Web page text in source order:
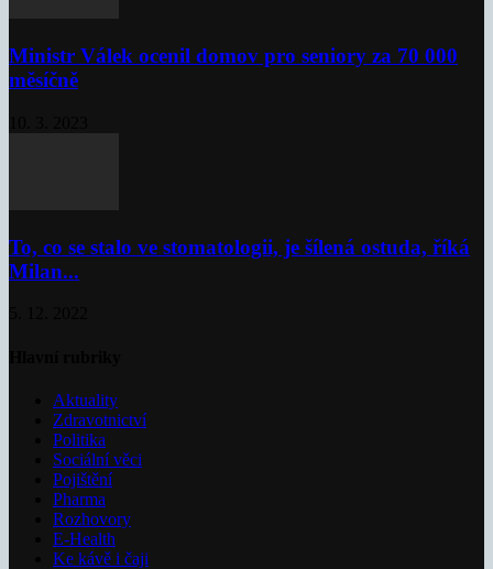
Ministr Válek ocenil domov pro seniory za 70 000
měsíčně
To, co se stalo ve stomatologii, je šílená ostuda, říká
Milan...
Aktuality
Zdravotnictví
Politika
Sociální věci
Pojištění
Pharma
Rozhovory
E-Health
Ke kávě i čaji